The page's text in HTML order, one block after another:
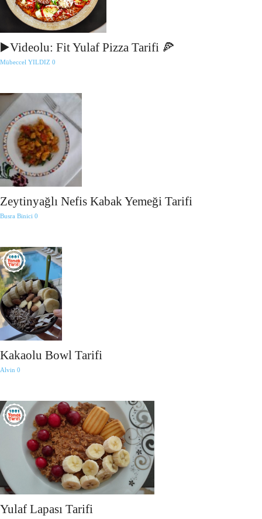
▶️Videolu: Fit Yulaf Pizza Tarifi 🍕
Mübeccel YILDIZ 0
Zeytinyağlı Nefis Kabak Yemeği Tarifi
Busra Binici 0
Kakaolu Bowl Tarifi
Alvin 0
Yulaf Lapası Tarifi